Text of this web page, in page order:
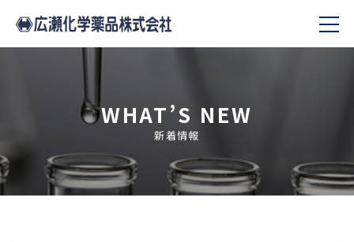
WHAT’S NEW
新着情報